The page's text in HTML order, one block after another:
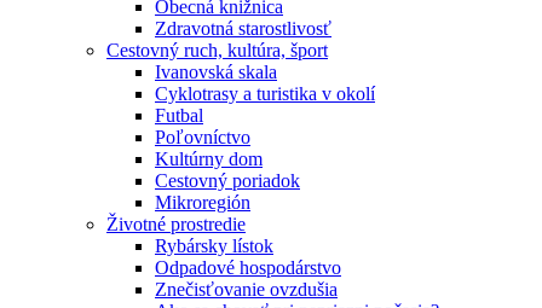
Obecná knižnica
Zdravotná starostlivosť
Cestovný ruch, kultúra, šport
Ivanovská skala
Cyklotrasy a turistika v okolí
Futbal
Poľovníctvo
Kultúrny dom
Cestovný poriadok
Mikroregión
Životné prostredie
Rybársky lístok
Odpadové hospodárstvo
Znečisťovanie ovzdušia